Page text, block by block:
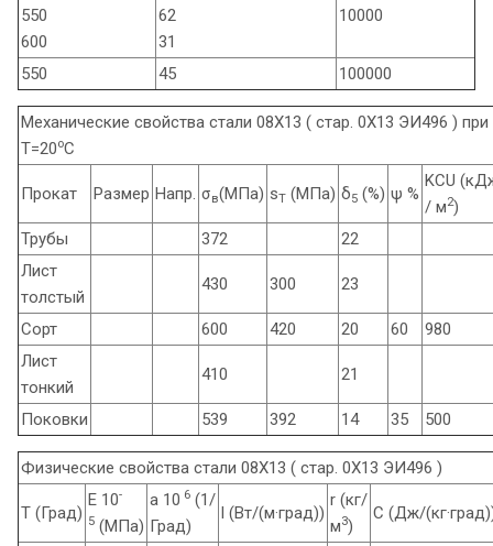
550
600
62
31
10000
550 45 100000
Механические свойства стали 08Х13 ( стар. 0Х13 ЭИ496 ) при
Т=20oС
Прокат Размер Напр. σв(МПа) sT (МПа) δ5 (%) ψ %
KCU
/ м2)
Трубы
372
22
Лист
толстый
430 300 23
Сорт 600 420 20 60
980
Лист
тонкий
410 21
Поковки 539 392 14 35 500
Физические свойства стали 08Х13 ( стар. 0Х13 ЭИ496 )
T (Град)
E 10-
5 (МПа)
a 10 6 (1/
Град)
l (Вт/(м·град))
r (кг/
м3)
C (Дж/